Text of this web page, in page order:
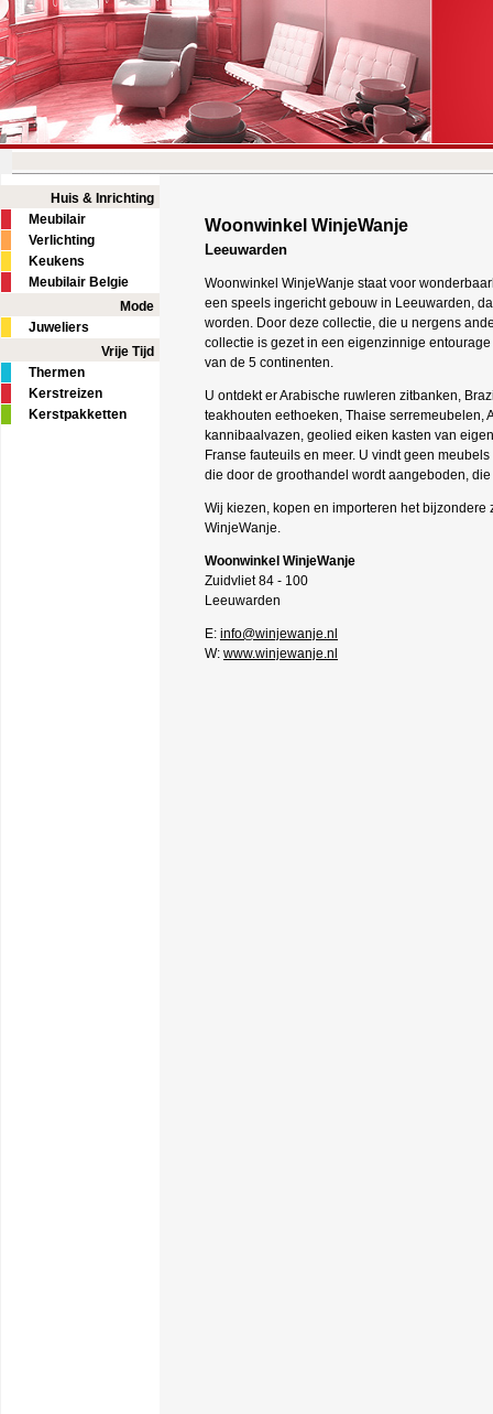
Woonwinkel WinjeWanje
Leeuwarden
Woonwinkel WinjeWanje staat voor
een speels ingericht gebouw in Leeuwarden,
worden. Door deze collectie, die u nergens
collectie is gezet in een eigenzinnige
van de 5 continenten.
U ontdekt er Arabische ruwleren zitbanken,
teakhouten eethoeken, Thaise serremeubelen,
kannibaalvazen, geolied eiken kasten van
Franse fauteuils en meer. U vindt geen
die door de groothandel wordt aangeboden,
Wij kiezen, kopen en importeren het bijzondere
WinjeWanje.
Woonwinkel WinjeWanje
Zuidvliet 84 - 100
Leeuwarden
E: info@winjewanje.nl
W: www.winjewanje.nl
Huis & Inrichting
Meubilair
Verlichting
Keukens
Meubilair Belgie
Mode
Juweliers
Vrije Tijd
Thermen
Kerstreizen
Kerstpakketten